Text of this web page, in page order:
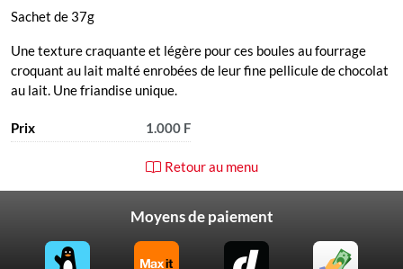
Sachet de 37g
Une texture craquante et légère pour ces boules au fourrage
croquant au lait malté enrobées de leur fine pellicule de chocolat
au lait. Une friandise unique.
Prix 1.000 F
Retour au menu
Moyens de paiement